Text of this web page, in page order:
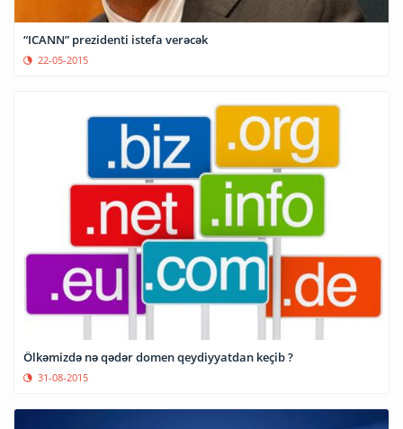
“ICANN” prezidenti istefa verəcək
22-05-2015
Ölkəmizdə nə qədər domen qeydiyyatdan keçib ?
31-08-2015